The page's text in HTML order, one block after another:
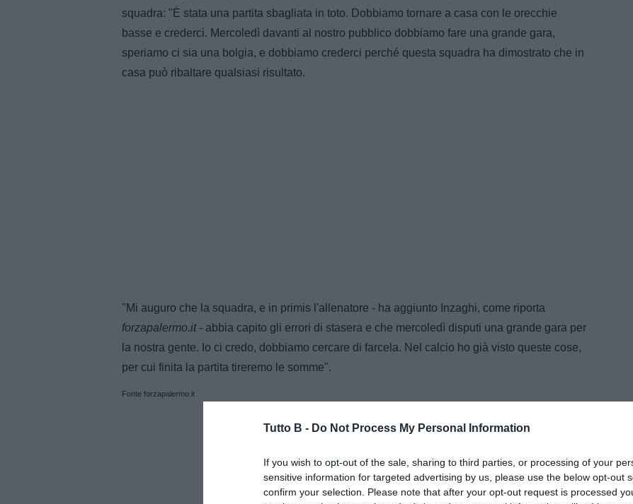
Tutto B - Do Not Process My Personal Information
If you wish to opt-out of the sale, sharing to third parties, or processing of your
sensitive information for targeted advertising by us, please use the below opt-out
confirm your selection. Please note that after your opt-out request is processed
squadra: "È stata una partita sbagliata in toto. Dobbiamo tornare a casa con le orecchie
basse e crederci. Mercoledì davanti al nostro pubblico dobbiamo fare una grande gara,
speriamo ci sia una bolgia, e dobbiamo crederci perché questa squadra ha dimostrato che in
casa può ribaltare qualsiasi risultato.
"Mi auguro che la squadra, e in primis l'allenatore - ha aggiunto Inzaghi, come riporta
forzapalermo.it - abbia capito gli errori di stasera e che mercoledì disputi una grande gara per
la nostra gente. Io ci credo, dobbiamo cercare di farcela. Nel calcio ho già visto queste cose,
per cui finita la partita tireremo le somme".
Fonte forzapalermo.it
Giornale di Sicilia - Palermo, è il
Bani
UFFICIALE - Palermo, colpaccio
Strefezza